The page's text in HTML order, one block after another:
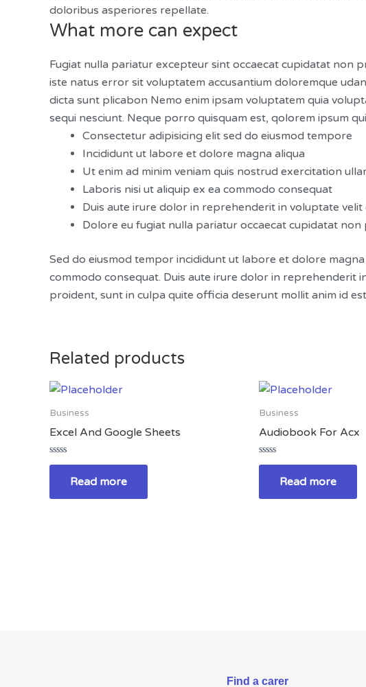
doloribus asperiores repellate.
What more can expect
Fugiat nulla pariatur excepteur sint occaecat cupidatat non
iste natus error sit voluptatem accusantium doloremque
dicta sunt plicabon Nemo enim ipsam voluptatem quia
sequi nesciunt. Neque porro quisquam est, qolorem ipsum
Consectetur adipisicing elit sed do eiusmod tempore
Incididunt ut labore et dolore magna aliqua
Ut enim ad minim veniam quis nostrud exercitation
Laboris nisi ut aliquip ex ea commodo consequat
Duis aute irure dolor in reprehenderit in voluptate velit
Dolore eu fugiat nulla pariatur occaecat cupidatat
Sed do eiusmod tempor incididunt ut labore et dolore
commodo consequat. Duis aute irure dolor in reprehenderit
proident, sunt in culpa quite officia deserunt mollit anim id
Related products
Business
Excel And Google Sheets
Rated
5
Read more
Business
Audiobook For Acx
Rated
5
Read more
Find a carer